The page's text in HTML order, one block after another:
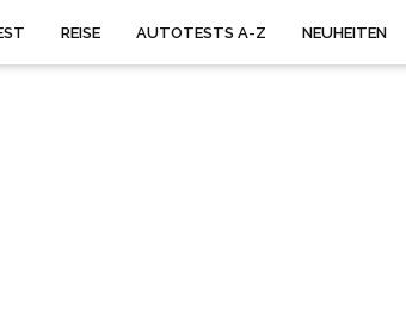
REISE AUTOTESTS A-Z NEUHEITEN